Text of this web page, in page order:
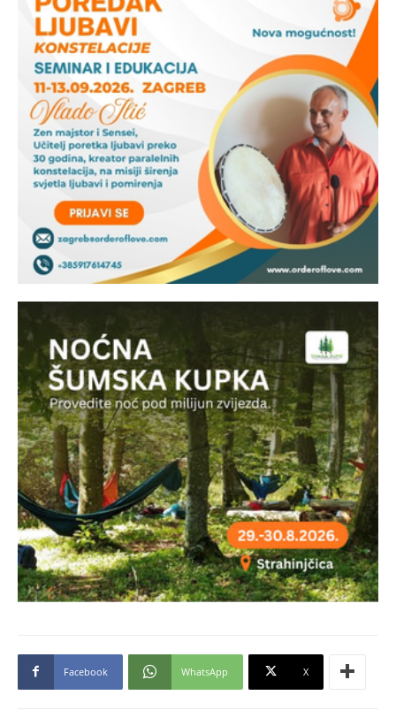
Facebook WhatsApp X